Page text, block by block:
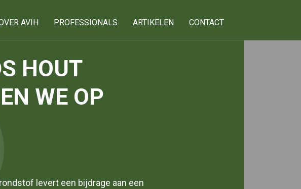
AVIH
Ons netwerk
Lid worden
PROFESSIONALS ARTIKELEN CONTACT
HOUT
WE OP
levert een bijdrage aan een